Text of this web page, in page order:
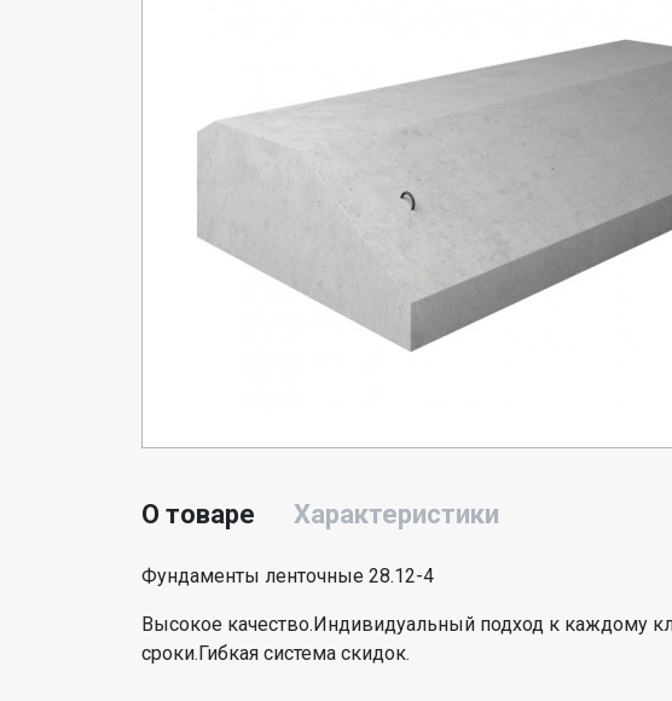
О товаре Характеристики
Фундаменты ленточные 28.12-4
Высокое качество.Индивидуальный подход к каждому
сроки.Гибкая система скидок.